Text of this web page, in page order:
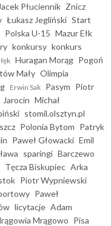
Jacek Płuciennik Znicz
Łukasz Jegliński Start
Polska U-15 Mazur Ełk
konkursy konkurs
Huragan Morąg Pogoń
Mały Olimpia
Erwin Sak Pasym Piotr
Jarocin Michał
stomil.olsztyn.pl
Polonia Bytom Patryk
Paweł Głowacki Emil
sparingi Barczewo
Tęcza Biskupiec Arka
Piotr Wypniewski
Paweł
licytacje Adam
Mrągowo Pisa